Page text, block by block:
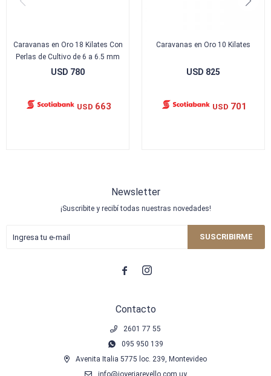
Caravanas en Oro 18 Kilates Con
Perlas de Cultivo de 6 a 6.5 mm
USD 780
USD 663
Caravanas en Oro 10 Kilates
USD 825
USD 701
Contacto
2601 77 55
095 950 139
Avenita Italia 5775 loc. 239, Montevideo
Newsletter
¡Suscribite y recibí todas nuestras novedades!
SUSCRIBIRME
 